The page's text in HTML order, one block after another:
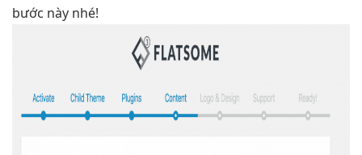
bước này nhé!